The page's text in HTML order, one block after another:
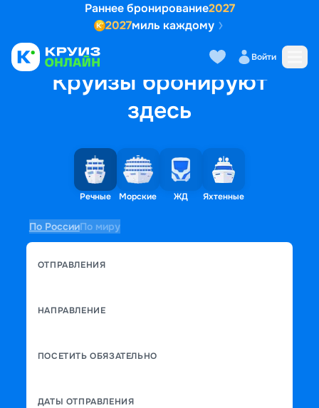
Раннее бронирование2027
2027миль каждому
Войти
Круизы бронируют
здесь
Речные Морские ЖД Яхтенные
По РоссииПо миру
ОТПРАВЛЕНИЯ
НАПРАВЛЕНИЕ
ПОСЕТИТЬ ОБЯЗАТЕЛЬНО
ДАТЫ ОТПРАВЛЕНИЯ